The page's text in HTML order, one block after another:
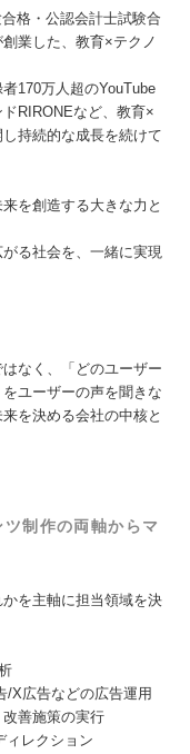
格・公認会計士試験合
業した、教育×テクノ
170万人超のYouTube
RIRONEなど、教育×
持続的な成長を続けて
を創造する大きな力と
る社会を、一緒に実現
なく、「どのユーザー
ユーザーの声を聞きな
を決める会社の中核と
制作の両軸からマ
を主軸に担当領域を決
/X広告などの広告運用
改善施策の実行
ィレクション